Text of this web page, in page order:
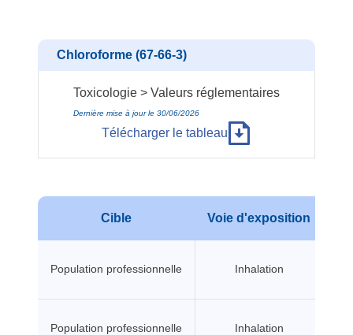
Chloroforme (67-66-3)
Toxicologie > Valeurs réglementaires
Dernière mise à jour le 30/06/2026
Télécharger le tableau
Cible Voie d'exposition
Population professionnelle Inhalation
Population professionnelle Inhalation